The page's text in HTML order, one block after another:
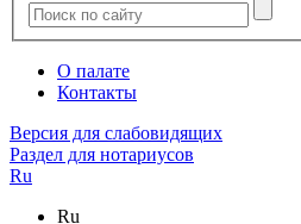
О палате
Контакты
Версия для слабовидящих
Раздел для нотариусов
Ru
Ru